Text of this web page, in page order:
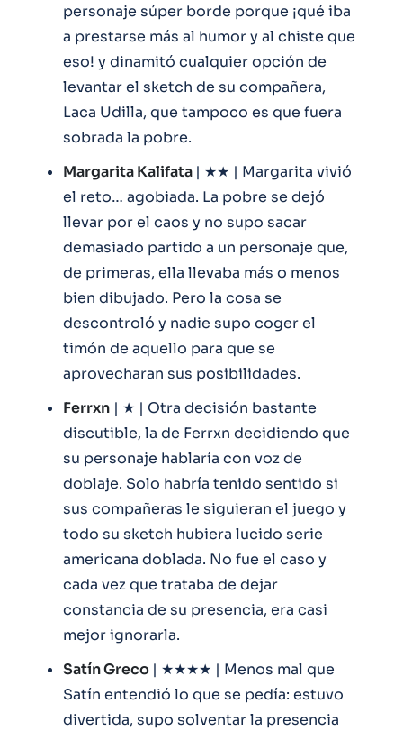
personaje súper borde porque ¡qué iba
a prestarse más al humor y al chiste que
eso! y dinamitó cualquier opción de
levantar el sketch de su compañera,
Laca Udilla, que tampoco es que fuera
sobrada la pobre.
Margarita Kalifata | ★★ | Margarita vivió
el reto… agobiada. La pobre se dejó
llevar por el caos y no supo sacar
demasiado partido a un personaje que,
de primeras, ella llevaba más o menos
bien dibujado. Pero la cosa se
descontroló y nadie supo coger el
timón de aquello para que se
aprovecharan sus posibilidades.
Ferrxn | ★ | Otra decisión bastante
discutible, la de Ferrxn decidiendo que
su personaje hablaría con voz de
doblaje. Solo habría tenido sentido si
sus compañeras le siguieran el juego y
todo su sketch hubiera lucido serie
americana doblada. No fue el caso y
cada vez que trataba de dejar
constancia de su presencia, era casi
mejor ignorarla.
Satín Greco | ★★★★ | Menos mal que
Satín entendió lo que se pedía: estuvo
divertida, supo solventar la presencia